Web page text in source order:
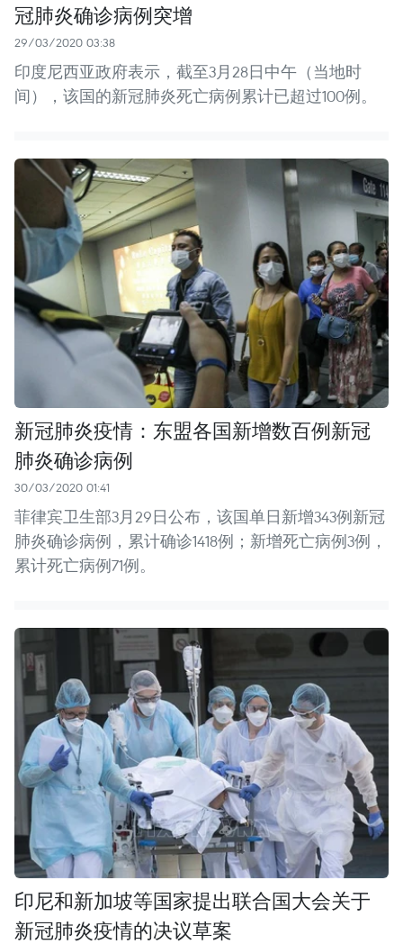
冠肺炎确诊病例突增
29/03/2020 03:38
印度尼西亚政府表示，截至3月28日中午（当地时
间），该国的新冠肺炎死亡病例累计已超过100例。
新冠肺炎疫情：东盟各国新增数百例新冠
肺炎确诊病例
30/03/2020 01:41
菲律宾卫生部3月29日公布，该国单日新增343例新冠
肺炎确诊病例，累计确诊1418例；新增死亡病例3例，
累计死亡病例71例。
印尼和新加坡等国家提出联合国大会关于
新冠肺炎疫情的决议草案